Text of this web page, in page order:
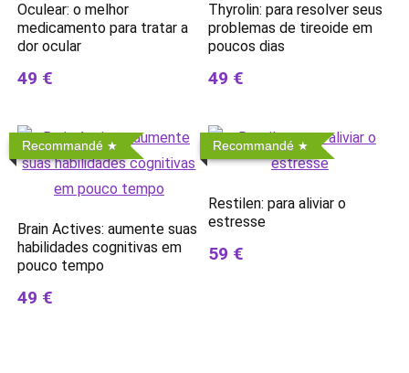
Oculear: o melhor
medicamento para tratar a
dor ocular
49 €
Thyrolin: para resolver seus
problemas de tireoide em
poucos dias
49 €
Recommandé
Brain Actives: aumente suas
habilidades cognitivas em
pouco tempo
49 €
Recommandé
Restilen: para aliviar o
estresse
59 €